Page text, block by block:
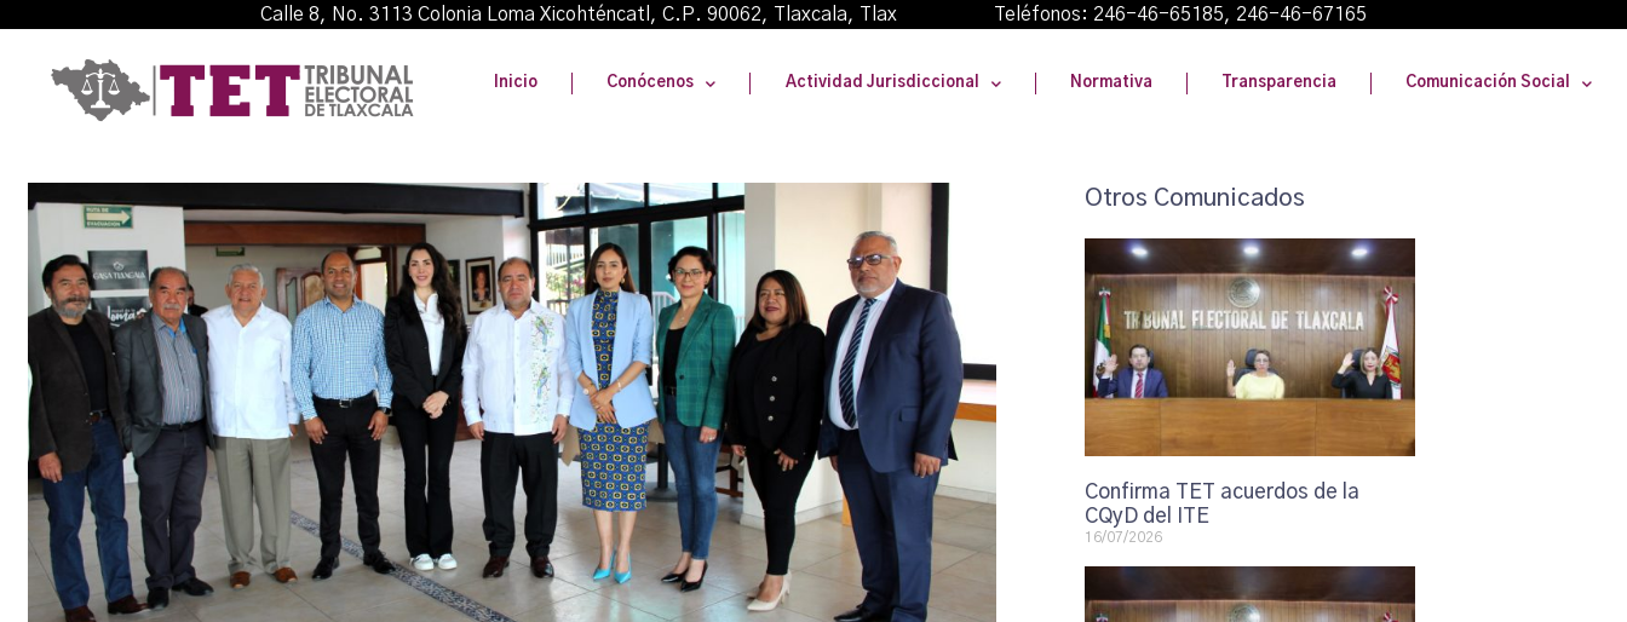
Calle 8, No. 3113 Colonia Loma Xicohténcatl, C.P. 90062, Tlaxcala, Tlax Teléfonos: 246-46-65185, 246-46-67165
Inicio Conócenos Actividad Jurisdiccional Normativa Transparencia Comunicación Social
Otros Comunicados
Confirma TET acuerdos de la
CQyD del ITE
16/07/2026